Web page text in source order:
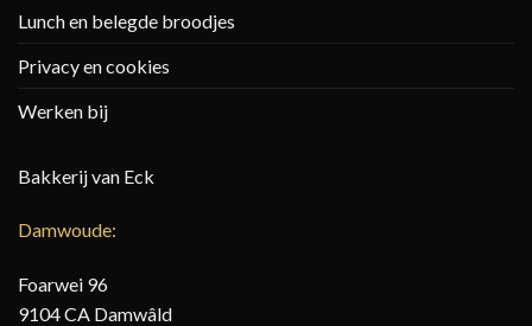
Lunch en belegde broodjes
Privacy en cookies
Werken bij
Bakkerij van Eck
Damwoude:
Foarwei 96
9104 CA Damwâld